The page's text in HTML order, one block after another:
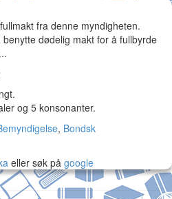
fra denne myndigheten.
dødelig makt for å fullbyrde
og 5 konsonanter.
, Bondsk
eller søk på google